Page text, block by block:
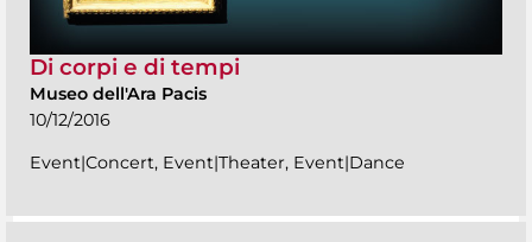
Di corpi e di tempi
Museo dell'Ara Pacis
10/12/2016
Event|Concert, Event|Theater, Event|Dance